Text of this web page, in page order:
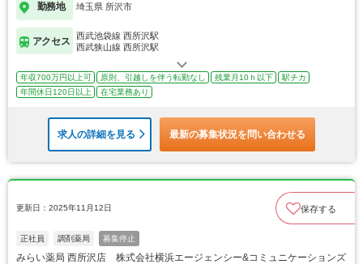
勤務地 埼玉県 所沢市
アクセス
西武池袋線 西所沢駅
西武狭山線 西所沢駅
年収700万円以上可 原則、引越しを伴う転勤なし 残業月10ｈ以下
駅チカ
年間休日120日以上
在宅業務あり
求人の詳細を見る 最新の募集状況を問い合わせる
更新日：2025年11月12日 保存する
正社員 調剤薬局 募集停止
みらい薬局 西所沢店 株式会社横浜エージェンシー&コミュニケーションズ